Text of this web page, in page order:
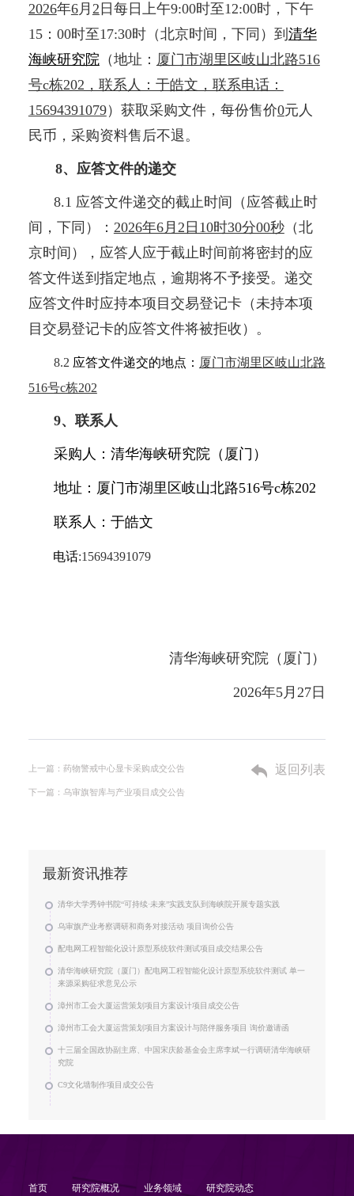
2026年6月 2 日每日上午9:00时至12:00时，下午
15：00时至17:30时（北京时间，下同）到 清华
海峡研究院（地址： 厦门市湖里区岐山北路516
号c栋202，联系人：于皓文，联系电话：
15694391079）获取采购文件，每份售价0元人
民币，采购资料售后不退。
8、应答文件的递交
8.1 应答文件递交的截止时间（应答截止时
间，下同）： 2026年6月2日10时30分00秒（北
京时间），应答人应于截止时间前将密封的应
答文件送到指定地点，逾期将不予接受。递交
应答文件时应持本项目交易登记卡（未持本项
目交易登记卡的应答文件将被拒收）。
8.2 应答文件递交的地点： 厦门市湖里区岐山北路
516号c栋202
9、联系人
采购人：清华海峡研究院（厦门）
地址 ： 厦门市湖里区岐山北路516号c栋202
联系人：于皓文
电话:15694391079
清华海峡研究院（厦门）
2026年5月27日
上一篇：药物警戒中心显卡采购成交公告
下一篇：乌审旗智库与产业项目成交公告
返回列表
最新资讯推荐
清华大学秀钟书院“可持续·未来”实践支队到海峡院开展专题实践
乌审旗产业考察调研和商务对接活动 项目询价公告
配电网工程智能化设计原型系统软件测试项目成交结果公告
清华海峡研究院（厦门）配电网工程智能化设计原型系统软件测试 单一
来源采购征求意见公示
漳州市工会大厦运营策划项目方案设计项目成交公告
漳州市工会大厦运营策划项目方案设计与陪伴服务项目 询价邀请函
十三届全国政协副主席、中国宋庆龄基金会主席李斌一行调研清华海峡研
究院
C9文化墙制作项目成交公告
首页 研究院概况 业务领域 研究院动态